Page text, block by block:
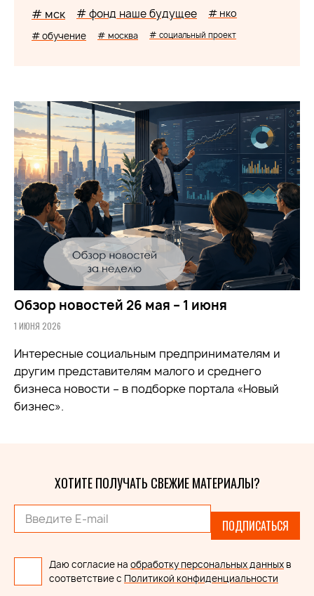
# мск # фонд наше будущее # нко
# обучение # москва # социальный проект
Обзор новостей 26 мая – 1 июня
1 ИЮНЯ 2026
Интересные социальным предпринимателям и
другим представителям малого и среднего
бизнеса новости – в подборке портала «Новый
бизнес».
ХОТИТЕ ПОЛУЧАТЬ СВЕЖИЕ МАТЕРИАЛЫ?
ПОДПИСАТЬСЯ
Даю согласие на обработку персональных данных в
соответствие с Политикой конфиденциальности